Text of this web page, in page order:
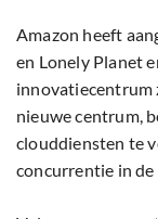
Amazon heeft
en Lonely Planet
innovatiecentrum
nieuwe centrum,
clouddiensten te
concurrentie in